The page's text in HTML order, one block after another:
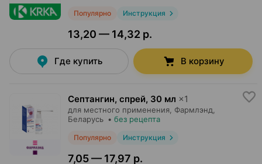
Популярно Инструкция
13,20 — 14,32 р.
Где купить В корзину
Септангин, спрей, 30 мл ×1
для местного применения, Фармлэнд
Беларусь • без рецепта
Популярно Инструкция
7,05 — 17,97 р.